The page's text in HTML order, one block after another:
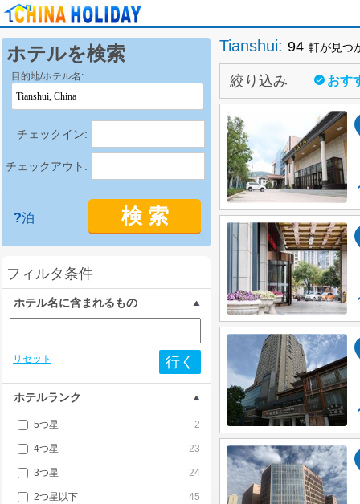
ホテルを検索
目的地/ホテル名:
チェックイン:
チェックアウト:
検 索
?泊
フィルタ条件
ホテル名に含まれるもの
リセット 行く
ホテルランク
5つ星 2
4つ星 23
3つ星 24
2つ星以下 45
Tianshui: 94 軒が見つ
絞り込み おす